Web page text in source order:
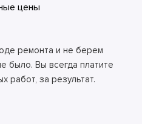
цены
ремонта и не берем
было. Вы всегда платите
работ, за результат.